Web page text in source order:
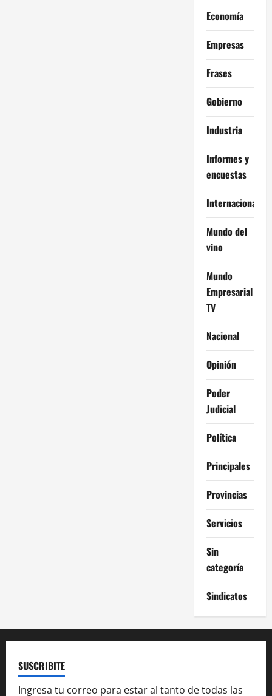
Economía
Empresas
Frases
Gobierno
Industria
Informes y
encuestas
Internacional
Mundo del
vino
Mundo
Empresarial
TV
Nacional
Opinión
Poder
Judicial
Política
Principales
Provincias
Servicios
Sin
categoría
Sindicatos
SUSCRIBITE
Ingresa tu correo para estar al tanto de todas las